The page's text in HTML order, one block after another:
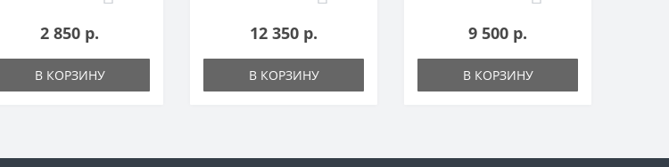
2 850 р.
В КОРЗИНУ
12 350 р.
В КОРЗИНУ
9 500 р.
В КОРЗИНУ